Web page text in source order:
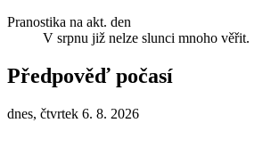
Pranostika na akt. den
V srpnu již nelze slunci mnoho věřit.
Předpověď počasí
dnes, čtvrtek 6. 8. 2026